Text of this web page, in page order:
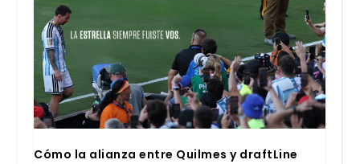
Cómo la alian­za entre Quil­mes y draftLi­ne